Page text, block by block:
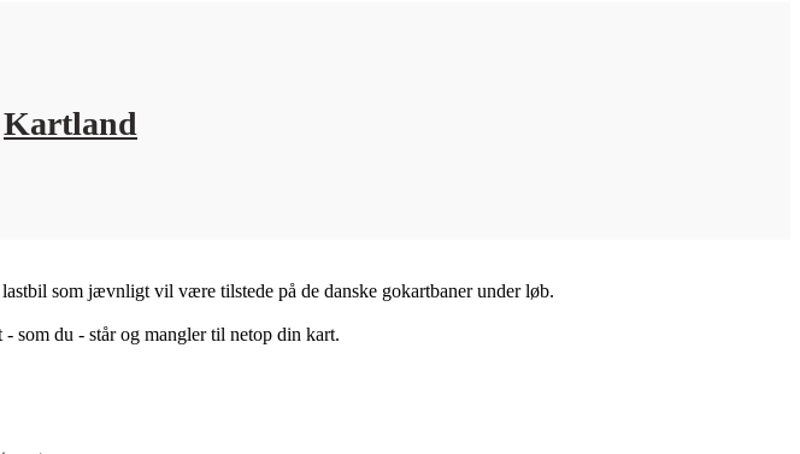
Kartland
som jævnligt vil være tilstede på de danske gokartbaner under løb.
som du - står og mangler til netop din kart.